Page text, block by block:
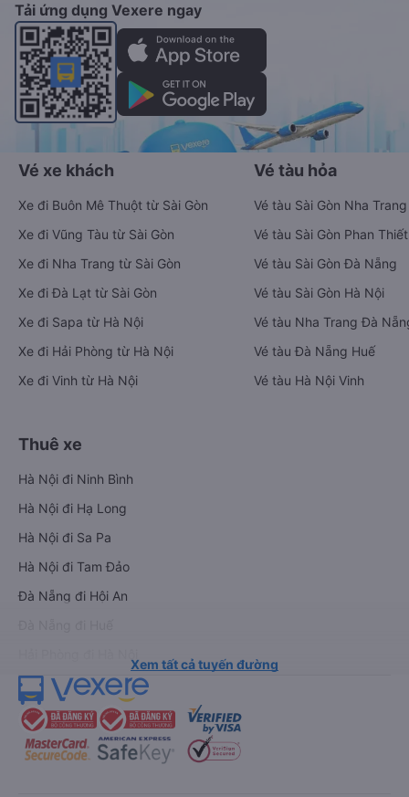
Tải ứng dụng Vexere ngay
Vé xe khách
Xe đi Buôn Mê Thuột từ Sài Gòn
Xe đi Vũng Tàu từ Sài Gòn
Xe đi Nha Trang từ Sài Gòn
Xe đi Đà Lạt từ Sài Gòn
Xe đi Sapa từ Hà Nội
Xe đi Hải Phòng từ Hà Nội
Xe đi Vinh từ Hà Nội
Vé tàu hỏa
Vé tàu Sài Gòn Nha Trang
Vé tàu Sài Gòn Phan Thiết
Vé tàu Sài Gòn Đà Nẵng
Vé tàu Sài Gòn Hà Nội
Vé tàu Nha Trang Đà
Vé tàu Đà Nẵng Huế
Vé tàu Hà Nội Vinh
Thuê xe
Hà Nội đi Ninh Bình
Hà Nội đi Hạ Long
Hà Nội đi Sa Pa
Hà Nội đi Tam Đảo
Đà Nẵng đi Hội An
Xem tất cả tuyến đường